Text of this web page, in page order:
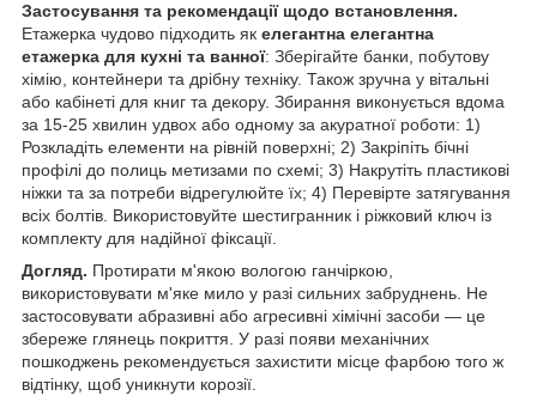
Застосування та рекомендації щодо встановлення.
Етажерка чудово підходить як елегантна елегантна
етажерка для кухні та ванної: Зберігайте банки, побутову
хімію, контейнери та дрібну техніку. Також зручна у вітальні
або кабінеті для книг та декору. Збирання виконується вдома
за 15-25 хвилин удвох або одному за акуратної роботи: 1)
Розкладіть елементи на рівній поверхні; 2) Закріпіть бічні
профілі до полиць метизами по схемі; 3) Накрутіть пластикові
ніжки та за потреби відрегулюйте їх; 4) Перевірте затягування
всіх болтів. Використовуйте шестигранник і ріжковий ключ із
комплекту для надійної фіксації.
Догляд. Протирати м'якою вологою ганчіркою,
використовувати м'яке мило у разі сильних забруднень. Не
застосовувати абразивні або агресивні хімічні засоби — це
збереже глянець покриття. У разі появи механічних
пошкоджень рекомендується захистити місце фарбою того ж
відтінку, щоб уникнути корозії.